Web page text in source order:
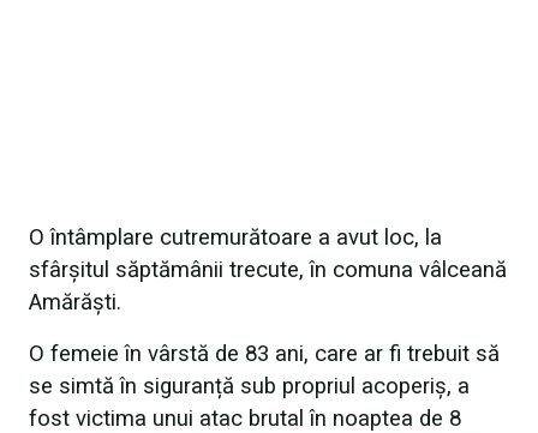
O întâmplare cutremurătoare a avut loc, la
sfârșitul săptămânii trecute, în comuna vâlceană
Amărăști.
O femeie în vârstă de 83 ani, care ar fi trebuit să
se simtă în siguranță sub propriul acoperiș, a
fost victima unui atac brutal în noaptea de 8